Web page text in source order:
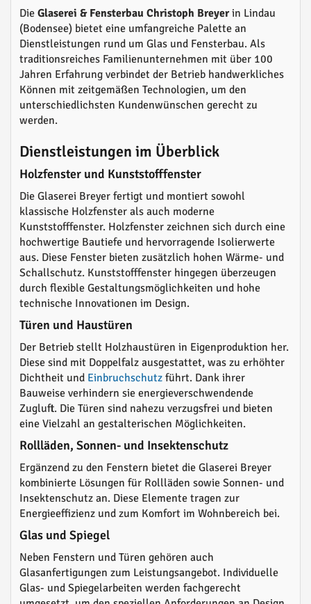
Die Glaserei & Fensterbau Christoph Breyerin Lindau
(Bodensee) bietet eine umfangreiche Palette an
Dienstleistungen rund um Glas und Fensterbau. Als
traditionsreiches Familienunternehmen mit über 100
Jahren Erfahrung verbindet der Betrieb handwerkliches
Können mit zeitgemäßen Technologien, um den
unterschiedlichsten Kundenwünschen gerecht zu
werden.
Dienstleistungen im Überblick
Holzfenster und Kunststofffenster
Die Glaserei Breyer fertigt und montiert sowohl
klassische Holzfenster als auch moderne
Kunststofffenster. Holzfenster zeichnen sich durch eine
hochwertige Bautiefe und hervorragende Isolierwerte
aus. Diese Fenster bieten zusätzlich hohen Wärme- und
Schallschutz. Kunststofffenster hingegen überzeugen
durch flexible Gestaltungsmöglichkeiten und hohe
technische Innovationen im Design.
Türen und Haustüren
Der Betrieb stellt Holzhaustüren in Eigenproduktion her.
Diese sind mit Doppelfalz ausgestattet, was zu erhöhter
Dichtheit und Einbruchschutz führt. Dank ihrer
Bauweise verhindern sie energieverschwendende
Zugluft. Die Türen sind nahezu verzugsfrei und bieten
eine Vielzahl an gestalterischen Möglichkeiten.
Rollläden, Sonnen- und Insektenschutz
Ergänzend zu den Fenstern bietet die Glaserei Breyer
kombinierte Lösungen für Rollläden sowie Sonnen- und
Insektenschutz an. Diese Elemente tragen zur
Energieeffizienz und zum Komfort im Wohnbereich bei.
Glas und Spiegel
Neben Fenstern und Türen gehören auch
Glasanfertigungen zum Leistungsangebot. Individuelle
Glas- und Spiegelarbeiten werden fachgerecht